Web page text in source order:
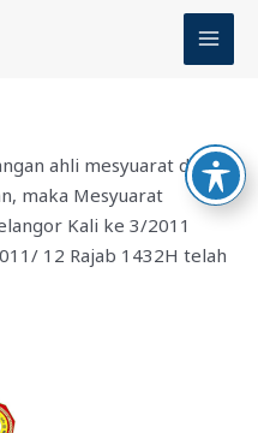
ahli mesyuarat dan
maka Mesyuarat
Kali ke 3/2011
12 Rajab 1432H telah